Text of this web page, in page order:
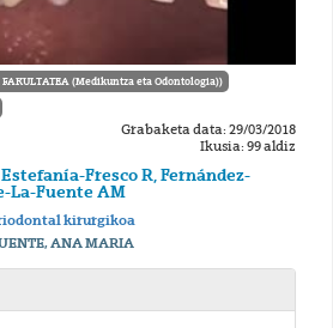
(Medikuntza eta Odontologia))
Grabaketa data: 29/03/2018
Ikusia: 99 aldiz
Fresco R, Fernández-
La-Fuente AM
kirurgikoa
ANA MARIA